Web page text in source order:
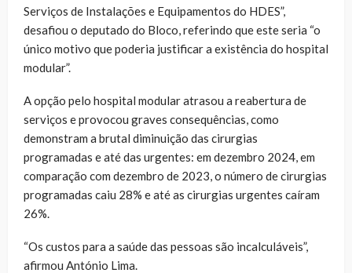
Serviços de Instalações e Equipamentos do HDES”,
desafiou o deputado do Bloco, referindo que este seria “o
único motivo que poderia justificar a existência do hospital
modular”.
A opção pelo hospital modular atrasou a reabertura de
serviços e provocou graves consequências, como
demonstram a brutal diminuição das cirurgias
programadas e até das urgentes: em dezembro 2024, em
comparação com dezembro de 2023, o número de cirurgias
programadas caiu 28% e até as cirurgias urgentes caíram
26%.
“Os custos para a saúde das pessoas são incalculáveis”,
afirmou António Lima.